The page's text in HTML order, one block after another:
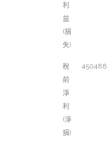
利
益
(損
失)
稅
前
淨
利
(淨
損)
450488